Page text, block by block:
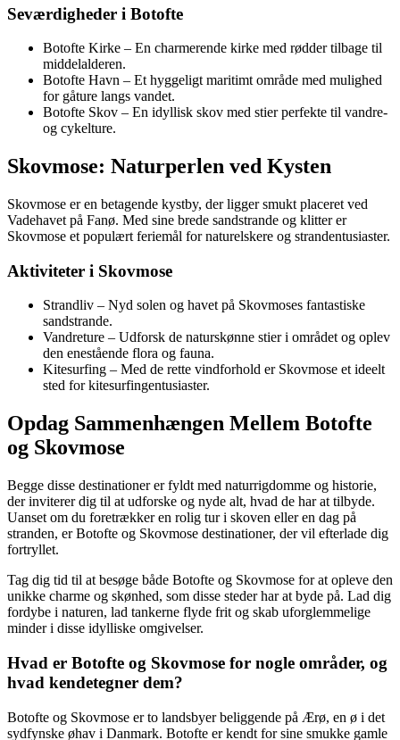
Seværdigheder i Botofte
Botofte Kirke – En charmerende kirke med rødder tilbage til
middelalderen.
Botofte Havn – Et hyggeligt maritimt område med mulighed
for gåture langs vandet.
Botofte Skov – En idyllisk skov med stier perfekte til vandre-
og cykelture.
Skovmose: Naturperlen ved Kysten
Skovmose er en betagende kystby, der ligger smukt placeret ved
Vadehavet på Fanø. Med sine brede sandstrande og klitter er
Skovmose et populært feriemål for naturelskere og strandentusiaster.
Aktiviteter i Skovmose
Strandliv – Nyd solen og havet på Skovmoses fantastiske
sandstrande.
Vandreture – Udforsk de naturskønne stier i området og oplev
den enestående flora og fauna.
Kitesurfing – Med de rette vindforhold er Skovmose et ideelt
sted for kitesurfingentusiaster.
Opdag Sammenhængen Mellem Botofte
og Skovmose
Begge disse destinationer er fyldt med naturrigdomme og historie,
der inviterer dig til at udforske og nyde alt, hvad de har at tilbyde.
Uanset om du foretrækker en rolig tur i skoven eller en dag på
stranden, er Botofte og Skovmose destinationer, der vil efterlade dig
fortryllet.
Tag dig tid til at besøge både Botofte og Skovmose for at opleve den
unikke charme og skønhed, som disse steder har at byde på. Lad dig
fordybe i naturen, lad tankerne flyde frit og skab uforglemmelige
minder i disse idylliske omgivelser.
Hvad er Botofte og Skovmose for nogle områder, og
hvad kendetegner dem?
Botofte og Skovmose er to landsbyer beliggende på Ærø, en ø i det
sydfynske øhav i Danmark. Botofte er kendt for sine smukke gamle